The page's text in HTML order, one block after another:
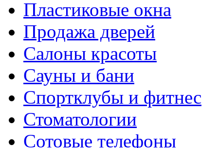
Пластиковые окна
Продажа дверей
Салоны красоты
Сауны и бани
Спортклубы и фитнес
Стоматологии
Сотовые телефоны